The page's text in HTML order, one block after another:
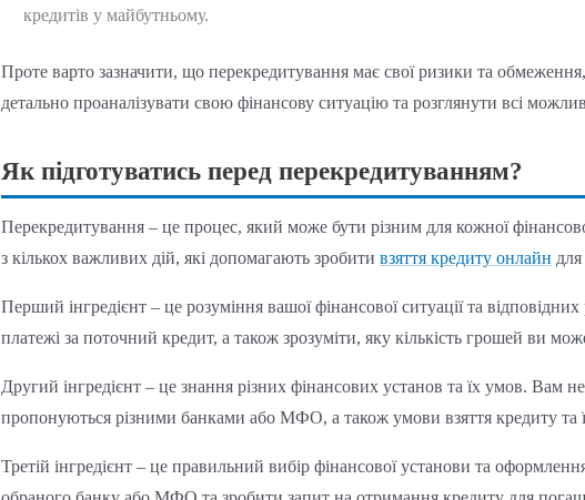
кредитів у майбутньому.
Проте варто зазначити, що перекредитування має свої ризики та
детально проаналізувати свою фінансову ситуацію та розглянути всі
Як підготуватись перед перекредитуванням?
Перекредитування – це процес, який може бути різним для кожної
з кількох важливих дій, які допомагають зробити взяття кредиту онлайн
Перший інгредієнт – це розуміння вашої фінансової ситуації та
платежі за поточний кредит, а також зрозуміти, яку кількість грошей ви
Другий інгредієнт – це знання різних фінансових установ та їх умов. Вам
пропонуються різними банками або МФО, а також умови взяття кредиту та
Третій інгредієнт – це правильний вибір фінансової установи та